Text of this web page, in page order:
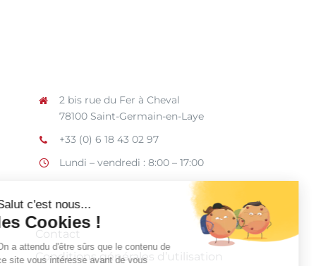
2 bis rue du Fer à Cheval
78100 Saint-Germain-en-Laye
+33 (0) 6 18 43 02 97
Lundi – vendredi : 8:00 – 17:00
Contact
Conditions générales d’utilisation